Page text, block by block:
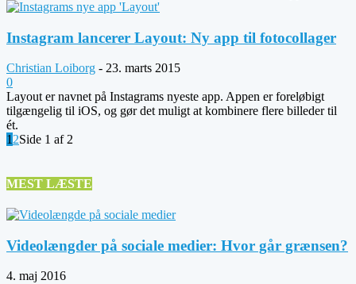
Instagram lancerer Layout: Ny app til fotocollager
Christian Loiborg - 23. marts 2015
0
Layout er navnet på Instagrams nyeste app. Appen er foreløbigt
tilgængelig til iOS, og gør det muligt at kombinere flere billeder til
ét.
1 2Side 1 af 2
MEST LÆSTE
Videolængder på sociale medier: Hvor går grænsen?
4. maj 2016